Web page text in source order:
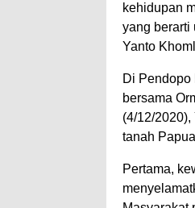
kehidupan
yang berarti
Yanto
Di Pendopo
bersama
(4/12/
tanah
Pertama,